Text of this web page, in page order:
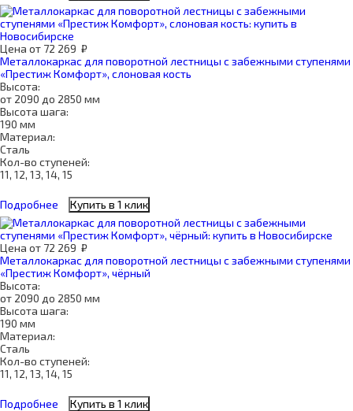
Цена от 72 269 ₽
Металлокаркас для поворотной лестницы с забежными ступенями
«Престиж Комфорт», слоновая кость
Высота:
от 2090 до 2850 мм
Высота шага:
190 мм
Материал:
Сталь
Кол-во ступеней:
11, 12, 13, 14, 15
Подробнее Купить в 1 клик
Цена от 72 269 ₽
Металлокаркас для поворотной лестницы с забежными ступенями
«Престиж Комфорт», чёрный
Высота:
от 2090 до 2850 мм
Высота шага:
190 мм
Материал:
Сталь
Кол-во ступеней:
11, 12, 13, 14, 15
Подробнее Купить в 1 клик